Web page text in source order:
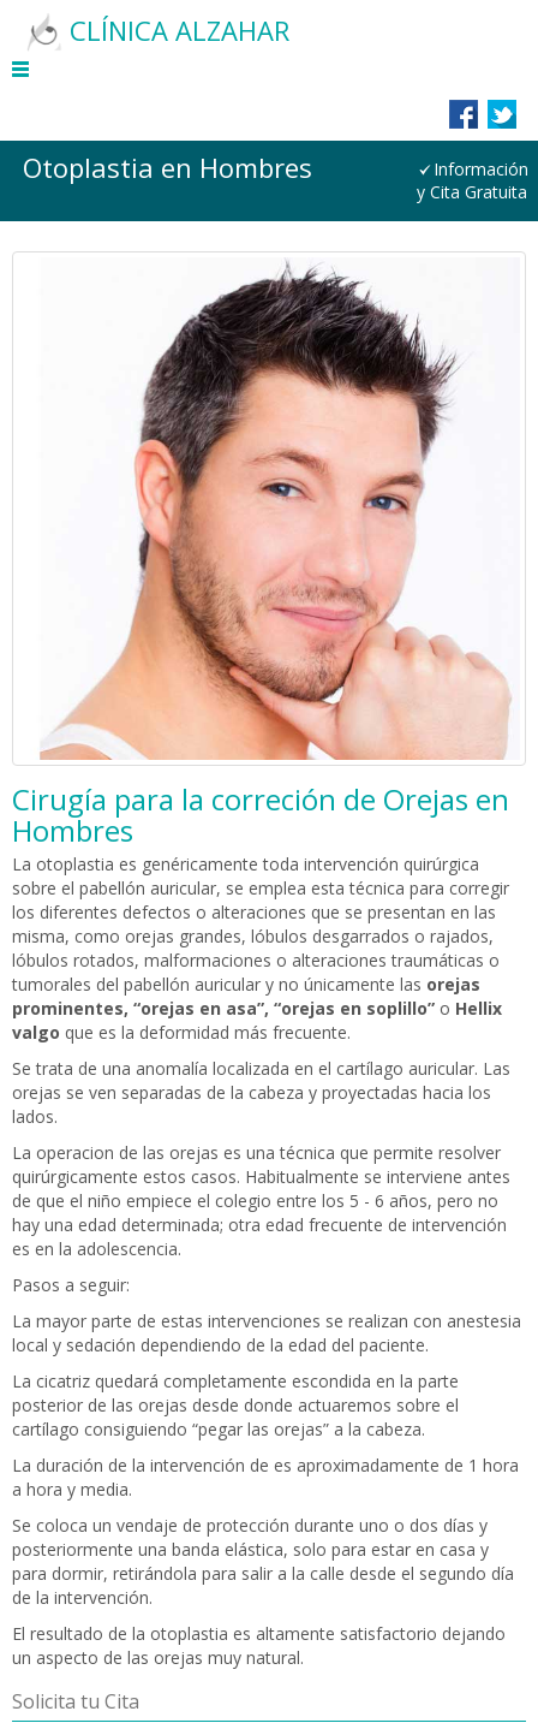
CLÍNICA ALZAHAR
Otoplastia en Hombres
Información
y Cita Gratuita
Cirugía para la correción de Orejas en
Hombres
La otoplastia es genéricamente toda intervención quirúrgica
sobre el pabellón auricular, se emplea esta técnica para corregir
los diferentes defectos o alteraciones que se presentan en las
misma, como orejas grandes, lóbulos desgarrados o rajados,
lóbulos rotados, malformaciones o alteraciones traumáticas o
tumorales del pabellón auricular y no únicamente las orejas
prominentes, “orejas en asa”, “orejas en soplillo” o Hellix
valgo que es la deformidad más frecuente.
Se trata de una anomalía localizada en el cartílago auricular. Las
orejas se ven separadas de la cabeza y proyectadas hacia los
lados.
La operacion de las orejas es una técnica que permite resolver
quirúrgicamente estos casos. Habitualmente se interviene antes
de que el niño empiece el colegio entre los 5 - 6 años, pero no
hay una edad determinada; otra edad frecuente de intervención
es en la adolescencia.
Pasos a seguir:
La mayor parte de estas intervenciones se realizan con anestesia
local y sedación dependiendo de la edad del paciente.
La cicatriz quedará completamente escondida en la parte
posterior de las orejas desde donde actuaremos sobre el
cartílago consiguiendo “pegar las orejas” a la cabeza.
La duración de la intervención de es aproximadamente de 1 hora
a hora y media.
Se coloca un vendaje de protección durante uno o dos días y
posteriormente una banda elástica, solo para estar en casa y
para dormir, retirándola para salir a la calle desde el segundo día
de la intervención.
El resultado de la otoplastia es altamente satisfactorio dejando
un aspecto de las orejas muy natural.
Solicita tu Cita